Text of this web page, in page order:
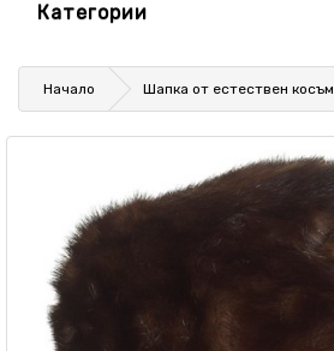
Категории
Начало Шапка от естествен косъм